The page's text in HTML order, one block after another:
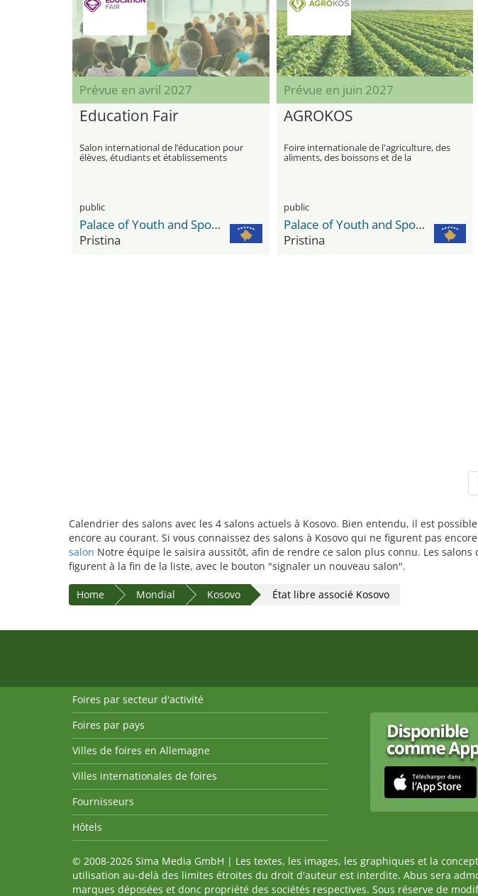
Prévue en avril 2027
Education Fair
Salon international de l’éducation pour
élèves, étudiants et établissements
public
Palace of Youth and Sports
Pristina
Prévue en juin 2027
AGROKOS
Foire internationale de l'agriculture, des
aliments, des boissons et de la
public
Palace of Youth and Sports
Pristina
Calendrier des salons avec les 4 salons actuels à Kosovo. Bien entendu, il est
encore au courant. Si vous connaissez des salons à Kosovo qui ne figurent pas
salon Notre équipe le saisira aussitôt, afin de rendre ce salon plus connu. Les
figurent à la fin de la liste, avec le bouton "signaler un nouveau salon".
Home Mondial Kosovo État libre associé Kosovo
Foires par secteur d'activité
Foires par pays
Villes de foires en Allemagne
Villes internationales de foires
Fournisseurs
Hôtels
© 2008-2026 Sima Media GmbH | Les textes, les images, les graphiques et la
utilisation au-delà des limites étroites du droit d'auteur est interdite. Abus sera
marques déposées et donc propriété des sociétés respectives. Sous réserve de